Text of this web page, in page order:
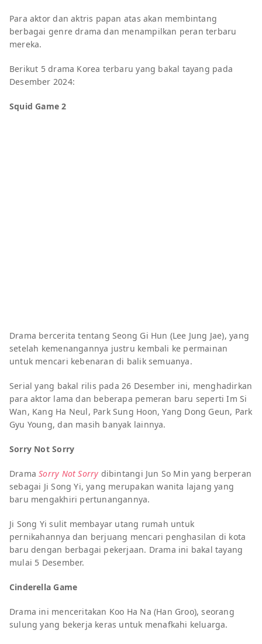
Para aktor dan aktris papan atas akan membintang
berbagai genre drama dan menampilkan peran terbaru
mereka.
Berikut 5 drama Korea terbaru yang bakal tayang pada
Desember 2024:
Squid Game 2
Drama bercerita tentang Seong Gi Hun (Lee Jung Jae), yang
setelah kemenangannya justru kembali ke permainan
untuk mencari kebenaran di balik semuanya.
Serial yang bakal rilis pada 26 Desember ini, menghadirkan
para aktor lama dan beberapa pemeran baru seperti Im Si
Wan, Kang Ha Neul, Park Sung Hoon, Yang Dong Geun, Park
Gyu Young, dan masih banyak lainnya.
Sorry Not Sorry
DramaSorry Not Sorry dibintangi Jun So Min yang berperan
sebagai Ji Song Yi, yang merupakan wanita lajang yang
baru mengakhiri pertunangannya.
Ji Song Yi sulit membayar utang rumah untuk
pernikahannya dan berjuang mencari penghasilan di kota
baru dengan berbagai pekerjaan. Drama ini bakal tayang
mulai 5 Desember.
Cinderella Game
Drama ini menceritakan Koo Ha Na (Han Groo), seorang
sulung yang bekerja keras untuk menafkahi keluarga.